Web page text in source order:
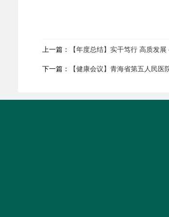
上一篇：
【年度总结】实干笃行 高质发
下一篇：
【健康会议】青海省第五人民